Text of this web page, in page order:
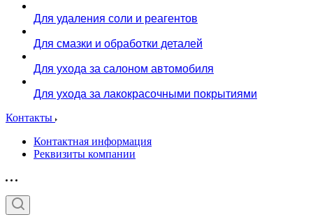
Для удаления соли и реагентов
Для смазки и обработки деталей
Для ухода за салоном автомобиля
Для ухода за лакокрасочными покрытиями
Контакты
Контактная информация
Реквизиты компании